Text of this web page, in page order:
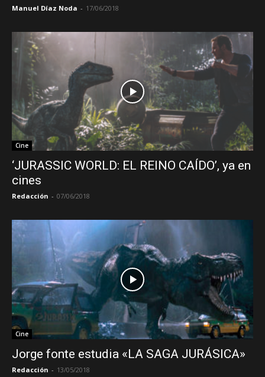
Manuel Díaz Noda - 17/06/2018
Cine
‘JURASSIC WORLD: EL REINO CAÍDO’, ya en
cines
Redacción - 07/06/2018
Cine
Jorge fonte estudia «LA SAGA JURÁSICA»
Redacción - 13/05/2018